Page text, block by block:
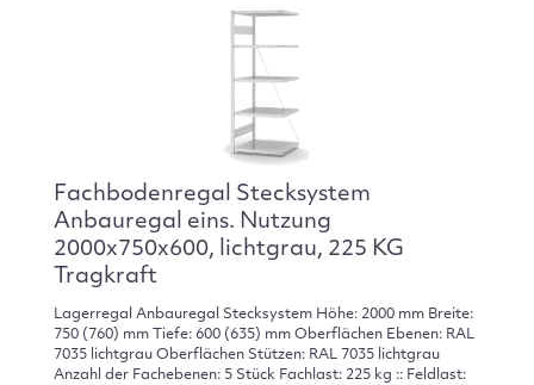
Fachbodenregal Stecksystem
Anbauregal eins. Nutzung
2000x750x600, lichtgrau, 225 KG
Tragkraft
Lagerregal Anbauregal Stecksystem Höhe: 2000 mm Breite:
750 (760) mm Tiefe: 600 (635) mm Oberflächen Ebenen: RAL
7035 lichtgrau Oberflächen Stützen: RAL 7035 lichtgrau
Anzahl der Fachebenen: 5 Stück Fachlast: 225 kg :: Feldlast: